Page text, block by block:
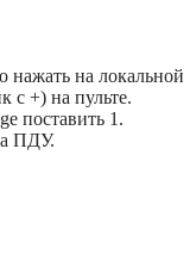
нажать на локальной
с +) на пульте.
поставить 1.
ПДУ.